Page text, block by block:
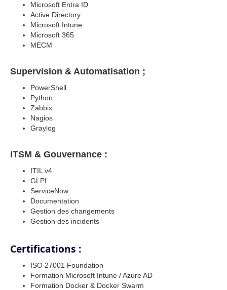
Microsoft Entra ID
Active Directory
Microsoft Intune
Microsoft 365
MECM
Supervision & Automatisation ;
PowerShell
Python
Zabbix
Nagios
Graylog
ITSM & Gouvernance :
ITIL v4
GLPI
ServiceNow
Documentation
Gestion des changements
Gestion des incidents
Certifications :
ISO 27001 Foundation
Formation Microsoft Intune / Azure AD
Formation Docker & Docker Swarm